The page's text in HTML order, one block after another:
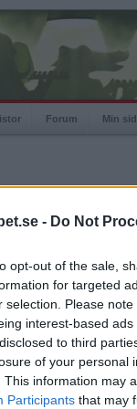
- Do Not
opt-out of the sale,
for targeted
selection. Please
interest-based
to third
of your personal
This information may
Participants that may
Forum Min
Högsta rating2011-09-25
Rankad
Rullningar
Matcher
Vunna